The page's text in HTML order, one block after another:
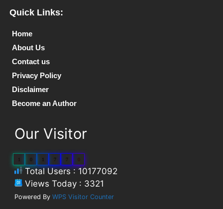
Quick Links:
Home
About Us
Contact us
Privacy Policy
Disclaimer
Become an Author
Our Visitor
1 1 7 7 0
Total Users : 10177092
Views Today : 3321
Powered By WPS Visitor Counter